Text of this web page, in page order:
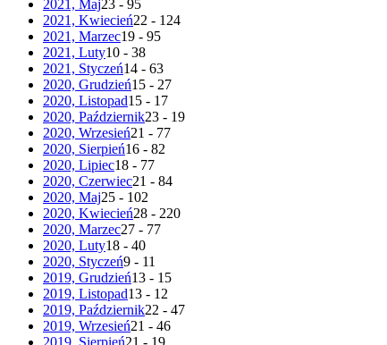
2021, Maj23 - 95
2021, Kwiecień22 - 124
2021, Marzec19 - 95
2021, Luty10 - 38
2021, Styczeń14 - 63
2020, Grudzień15 - 27
2020, Listopad15 - 17
2020, Październik23 - 19
2020, Wrzesień21 - 77
2020, Sierpień16 - 82
2020, Lipiec18 - 77
2020, Czerwiec21 - 84
2020, Maj25 - 102
2020, Kwiecień28 - 220
2020, Marzec27 - 77
2020, Luty18 - 40
2020, Styczeń9 - 11
2019, Grudzień13 - 15
2019, Listopad13 - 12
2019, Październik22 - 47
2019, Wrzesień21 - 46
2019, Sierpień21 - 19